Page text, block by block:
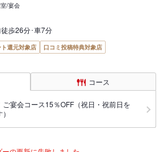
/宴会
歩26分･車7分
ト還元対象店
口コミ投稿特典対象店
コース
宴会コース15％OFF（祝日・祝前日を